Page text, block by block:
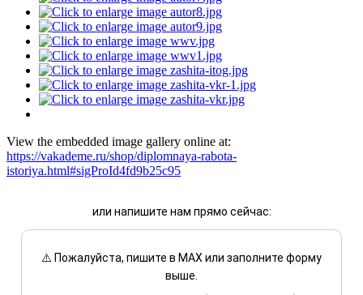
View the embedded image gallery online at:
https://vakademe.ru/shop/diplomnaya-rabota-
istoriya.html#sigProId4fd9b25c95
или напишите нам прямо сейчас:
⚠️ Пожалуйста, пишите в MAX или заполните форму
выше.